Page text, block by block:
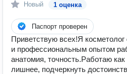
Новый 1 оценка
Паспорт проверен
Приветствую всех!Я
и профессиональным опытом
анатомия, точность.Работаю
лишнее, подчеркнуть